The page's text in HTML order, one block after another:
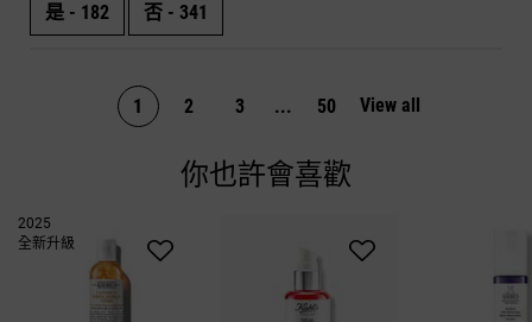
是 - 182 否 - 341
Page 1 of 50. Current page
1 2 3 ... 50 View all
你也許會喜歡
2025
全新升級